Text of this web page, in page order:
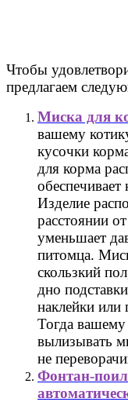
Чтобы
предлагаем
Миска для
вашему
кусочки
для корма
Изделие
расстоянии
уменьшает
питомца.
скользкий
дно
наклейки или
Тогда
вылизывать
не
Фонтан-